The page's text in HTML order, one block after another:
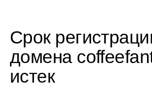
Срок
домена
истек